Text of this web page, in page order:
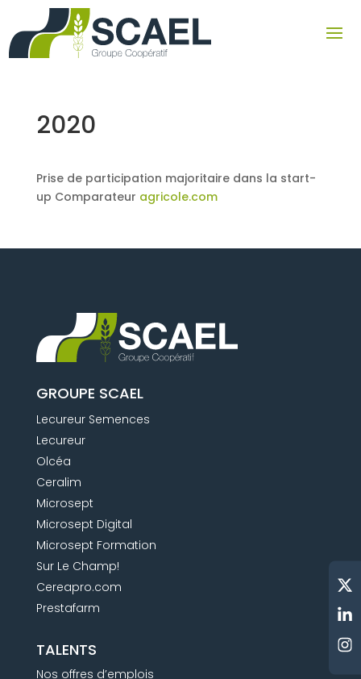
2020
Prise de participation majoritaire dans la start-
up Comparateur agricole.com
GROUPE SCAEL
Lecureur Semences
Lecureur
Olcéa
Ceralim
Microsept
Microsept Digital
Microsept Formation
Sur Le Champ!
Cereapro.com
Prestafarm
TALENTS
Nos offres d’emplois